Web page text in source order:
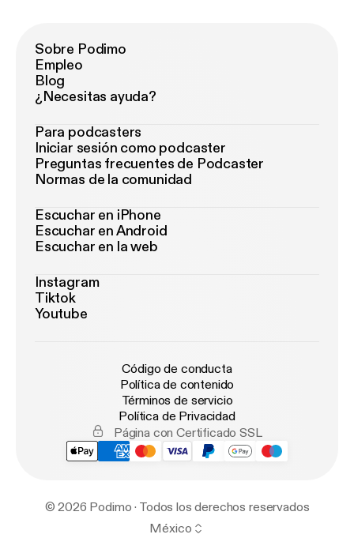
Sobre Podimo
Empleo
Blog
¿Necesitas ayuda?
Para podcasters
Iniciar sesión como podcaster
Preguntas frecuentes de Podcaster
Normas de la comunidad
Escuchar en iPhone
Escuchar en Android
Escuchar en la web
Instagram
Tiktok
Youtube
Código de conducta
Política de contenido
Términos de servicio
Política de Privacidad
Página con Certificado SSL
© 2026 Podimo · Todos los derechos reservados
México